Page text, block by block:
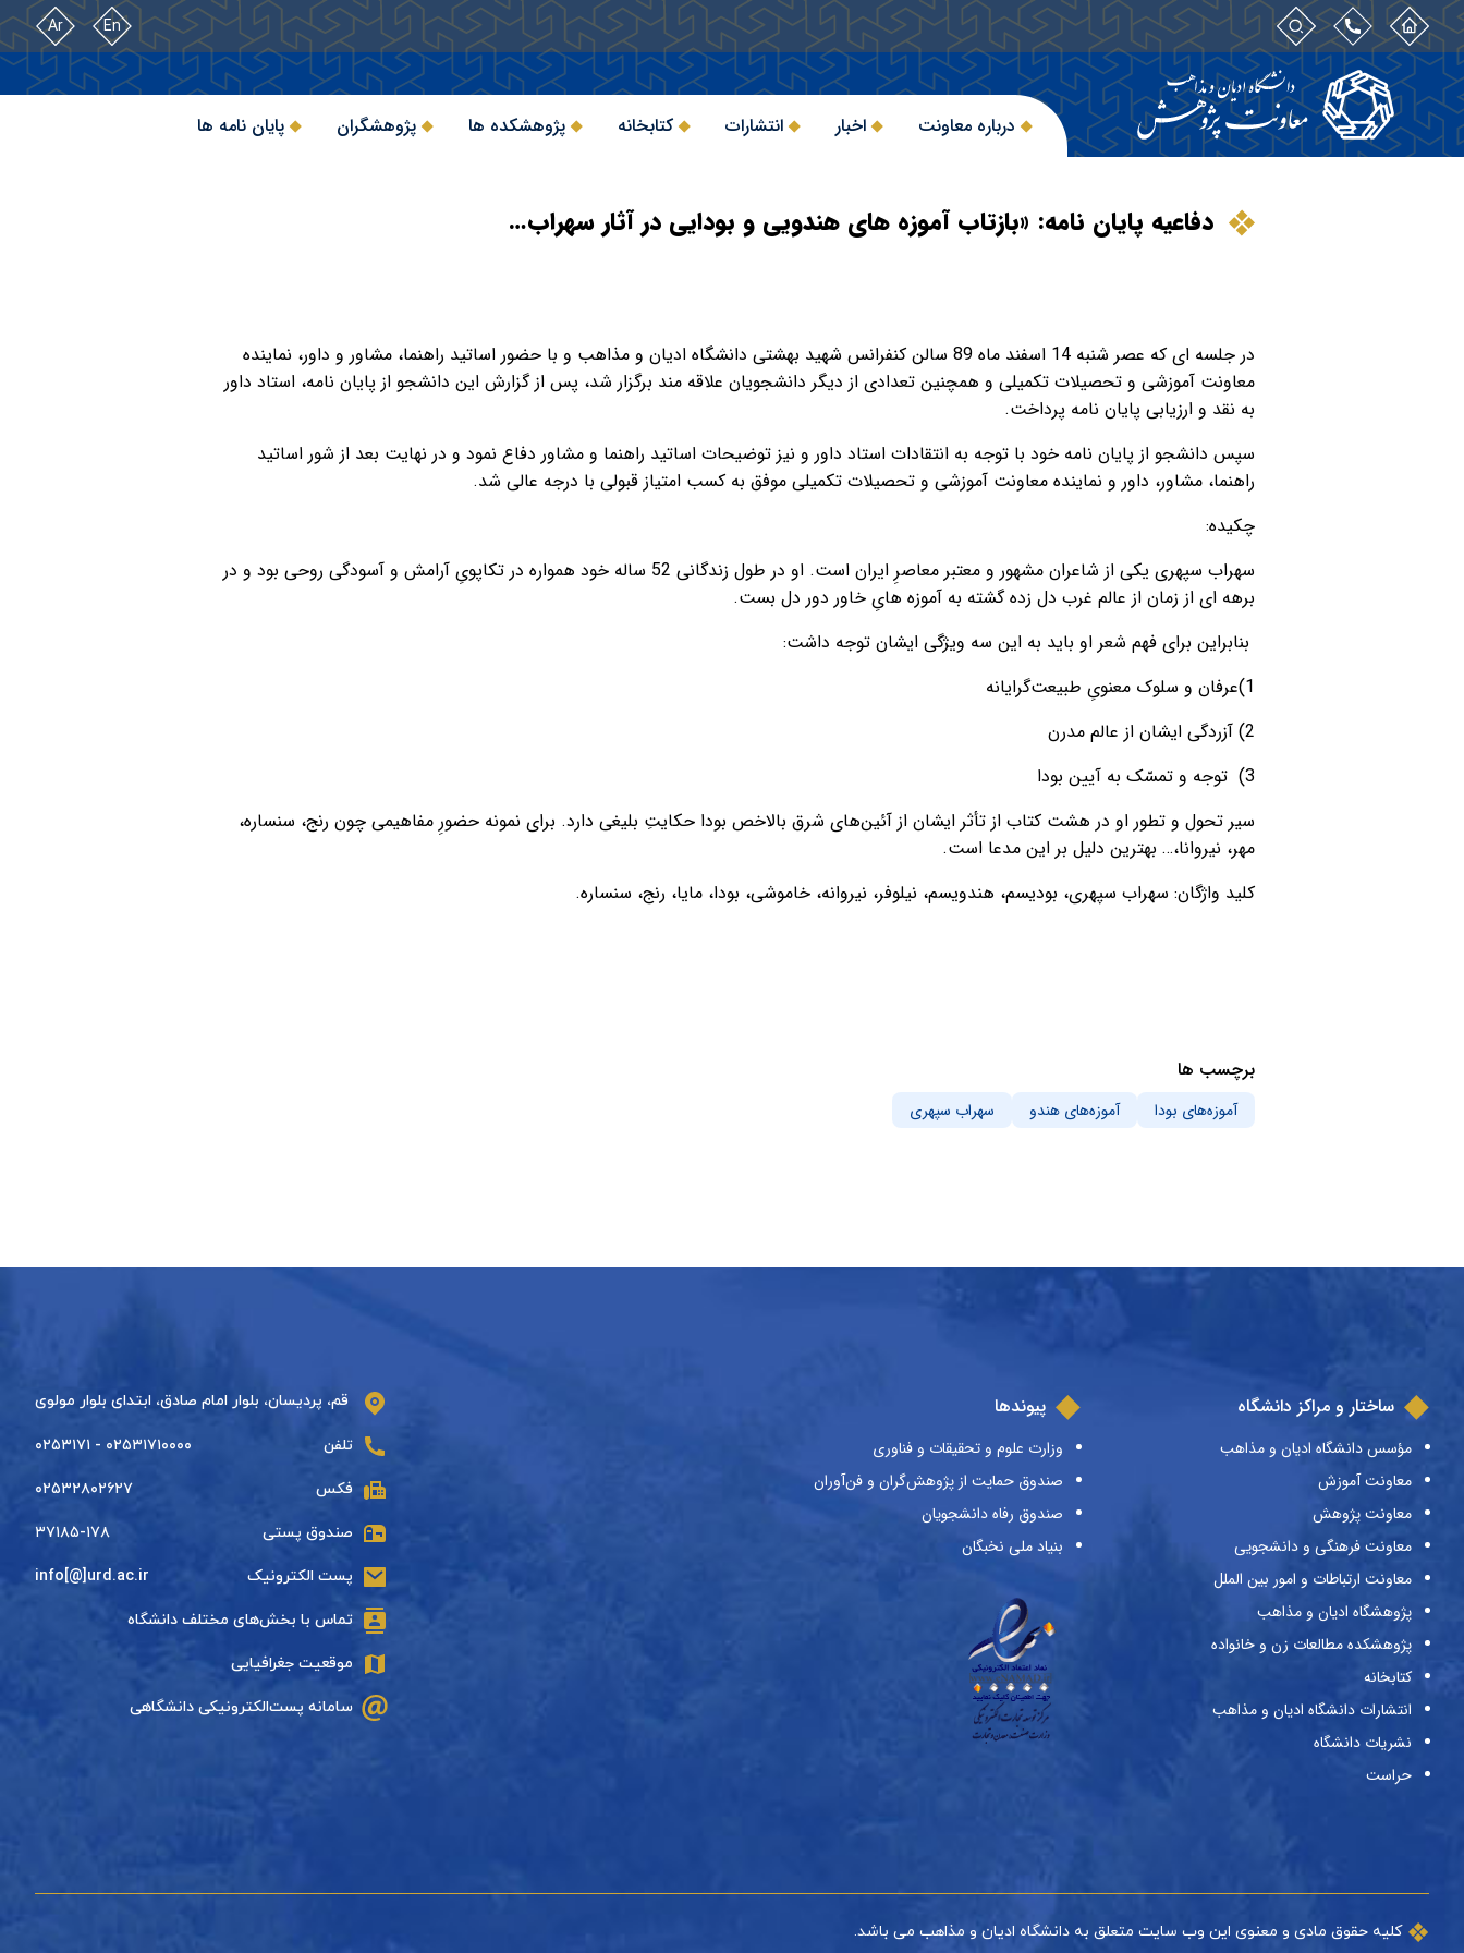
En
Ar
درباره معاونت اخبار انتشارات کتابخانه پژوهشکده ها پژوهشگران پایان نامه ها
دفاعیه پایان نامه: «بازتاب آموزه های هندویی و بودایی در آثار سهراب…
در جلسه ای که عصر شنبه 14 اسفند ماه 89 سالن کنفرانس شهید بهشتی دانشگاه ادیان و مذاهب و با حضور اساتید راهنما، مشاور و داور، نماینده
معاونت آموزشی و تحصیلات تکمیلی و همچنین تعدادی از دیگر دانشجویان علاقه مند برگزار شد، پس از گزارش این دانشجو از پایان نامه، استاد داور
به نقد و ارزیابی پایان نامه پرداخت.
سپس دانشجو از پایان نامه خود با توجه به انتقادات استاد داور و نیز توضیحات اساتید راهنما و مشاور دفاع نمود و در نهایت بعد از شور اساتید
راهنما، مشاور، داور و نماینده معاونت آموزشی و تحصیلات تکمیلی موفق به کسب امتیاز قبولی با درجه عالی شد.
چکیده:
سهراب سپهری یکی از شاعران مشهور و معتبر معاصرِ ایران است. او در طول زندگانی 52 ساله خود همواره در تکاپویِ آرامش و آسودگی روحی بود و در
برهه ای از زمان از عالم غرب دل زده گشته به آموزه هایِ خاور دور دل‌ بست.
بنابراین برای فهم شعر او باید به این سه ویژگی ایشان توجه داشت:
1)عرفان و سلوک معنویِ طبیعت‌گرایانه
2) آزردگی ایشان از عالم مدرن
3) توجه و تمسّک به آیین بودا
سیر تحول و تطور او در هشت کتاب از تأثر ایشان از آئین‌های شرق بالاخص بودا حکایتِ بلیغی دارد. برای نمونه حضورِ مفاهیمی چون رنج، سنساره،
مهر، نیروانا،… بهترین دلیل بر این مدعا است.
کلید واژگان: سهراب سپهری، بودیسم، هندویسم، نیلوفر، نیروانه، خاموشی، بودا، مایا، رنج، سنساره.
برچسب ها
آموزه‌های بودا آموزه‌های هندو سهراب سپهری
ساختار و مراکز دانشگاه
مؤسس دانشگاه ادیان و مذاهب
معاونت آموزش
معاونت پژوهش
معاونت فرهنگی و دانشجویی
معاونت ارتباطات و امور بین الملل
پژوهشگاه ادیان و مذاهب
پژوهشکده مطالعات زن و خانواده
کتابخانه
انتشارات دانشگاه ادیان و مذاهب
نشریات دانشگاه
حراست
پیوندها
وزارت علوم و تحقیقات و فناوری
صندوق حمایت از پژوهش‌گران و فن‌آوران
صندوق رفاه دانشجویان
بنیاد ملی نخبگان
قم، پردیسان، بلوار امام صادق، ابتدای بلوار مولوی
تلفن ۰۲۵۳۱۷۱۰۰۰۰ - ۰۲۵۳۱۷۱
فکس ۰۲۵۳۲۸۰۲۶۲۷
صندوق پستی ۳۷۱۸۵-۱۷۸
پست الکترونیک info[@]urd.ac.ir
تماس با بخش‌های مختلف دانشگاه
موقعیت جغرافیایی
سامانه پست‌الکترونیکی دانشگاهی
کلیه حقوق مادی و معنوی این وب سایت متعلق به دانشگاه ادیان و مذاهب می باشد.